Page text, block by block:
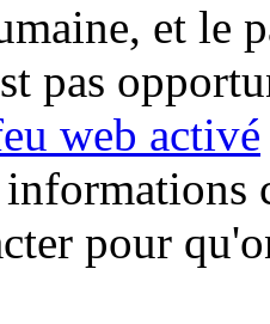
et le
pas
web activé
pour